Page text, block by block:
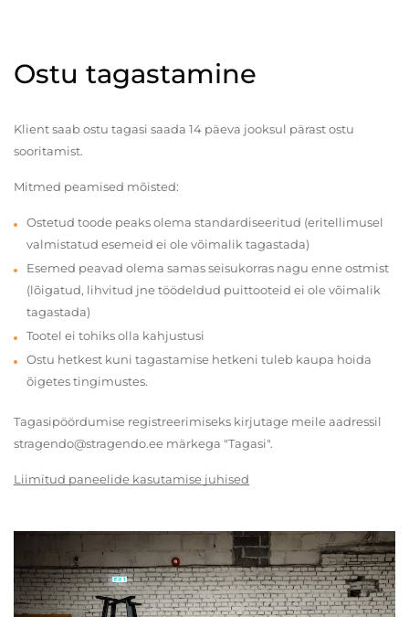
Ostu tagastamine
Klient saab ostu tagasi saada 14 päeva jooksul pärast ostu
sooritamist.
Mitmed peamised mõisted:
Ostetud toode peaks olema standardiseeritud (eritellimusel
valmistatud esemeid ei ole võimalik tagastada)
Esemed peavad olema samas seisukorras nagu enne ostmist
(lõigatud, lihvitud jne töödeldud puittooteid ei ole võimalik
tagastada)
Tootel ei tohiks olla kahjustusi
Ostu hetkest kuni tagastamise hetkeni tuleb kaupa hoida
õigetes tingimustes.
Tagasipöördumise registreerimiseks kirjutage meile aadressil
stragendo@stragendo.ee märkega "Tagasi".
Liimitud paneelide kasutamise juhised